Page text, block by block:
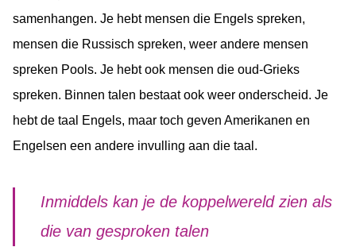
samenhangen. Je hebt mensen die Engels spreken,
mensen die Russisch spreken, weer andere mensen
spreken Pools. Je hebt ook mensen die oud-Grieks
spreken. Binnen talen bestaat ook weer onderscheid. Je
hebt de taal Engels, maar toch geven Amerikanen en
Engelsen een andere invulling aan die taal.
Inmiddels kan je de koppelwereld zien als
die van gesproken talen